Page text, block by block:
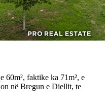
60m², faktike ka 71m², e
në Bregun e Diellit, te